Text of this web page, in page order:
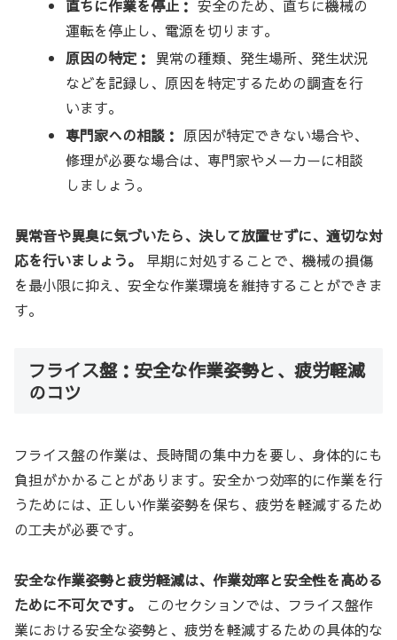
直ちに作業を停止： 安全のため、直ちに機械の
運転を停止し、電源を切ります。
原因の特定： 異常の種類、発生場所、発生状況
などを記録し、原因を特定するための調査を行
います。
専門家への相談： 原因が特定できない場合や、
修理が必要な場合は、専門家やメーカーに相談
しましょう。
異常音や異臭に気づいたら、決して放置せずに、適切な対
応を行いましょう。
早期に対処することで、機械の損傷
を最小限に抑え、安全な作業環境を維持することができま
す。
フライス盤：安全な作業姿勢と、疲労軽減
のコツ
フライス盤の作業は、長時間の集中力を要し、身体的にも
負担がかかることがあります。安全かつ効率的に作業を行
うためには、正しい作業姿勢を保ち、疲労を軽減するため
の工夫が必要です。
安全な作業姿勢と疲労軽減は、作業効率と安全性を高める
ために不可欠です。
このセクションでは、フライス盤作
業における安全な姿勢と、疲労を軽減するための具体的な